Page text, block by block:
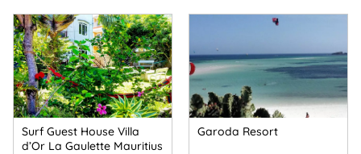
Surf Guest House Villa
d’Or La Gaulette Mauritius
Garoda Resort